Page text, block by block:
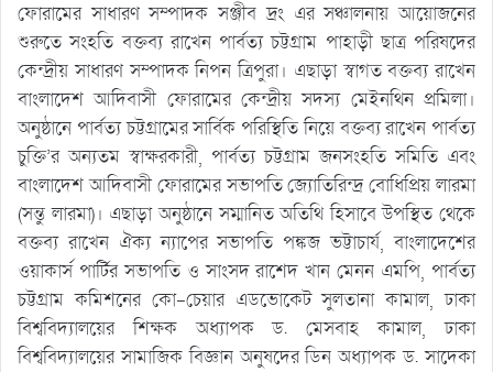
ফোরামের সাধারণ সম্পাদক সঞ্জীব দ্রং এর সঞ্চালনায় আয়োজনের
শুরুতে সংহতি বক্তব্য রাখেন পার্বত্য চট্টগ্রাম পাহাড়ী ছাত্র পরিষদের
কেন্দ্রীয় সাধারণ সম্পাদক নিপন ত্রিপুরা। এছাড়া স্বাগত বক্তব্য রাখেন
বাংলাদেশ আদিবাসী ফোরামের কেন্দ্রীয় সদস্য মেইনথিন প্রমিলা।
অনুষ্ঠানে পার্বত্য চট্টগ্রামের সার্বিক পরিস্থিতি নিয়ে বক্তব্য রাখেন পার্বত্য
চুক্তি’র অন্যতম স্বাক্ষরকারী, পার্বত্য চট্টগ্রাম জনসংহতি সমিতি এবং
বাংলাদেশ আদিবাসী ফোরামের সভাপতি জ্যোতিরিন্দ্র বোধিপ্রিয় লারমা
(সন্তু লারমা)। এছাড়া অনুষ্ঠানে সম্মানিত অতিথি হিসাবে উপস্থিত থেকে
বক্তব্য রাখেন ঐক্য ন্যাপের সভাপতি পঙ্কজ ভট্টাচার্য, বাংলাদেশের
ওয়াকার্স পার্টির সভাপতি ও সাংসদ রাশেদ খান মেনন এমপি, পার্বত্য
চট্টগ্রাম কমিশনের কো-চেয়ার এডভোকেট সুলতানা কামাল, ঢাকা
বিশ্ববিদ্যালয়ের শিক্ষক অধ্যাপক ড. মেসবাহ কামাল, ঢাকা
বিশ্ববিদ্যালয়ের সামাজিক বিজ্ঞান অনুষদের ডিন অধ্যাপক ড. সাদেকা